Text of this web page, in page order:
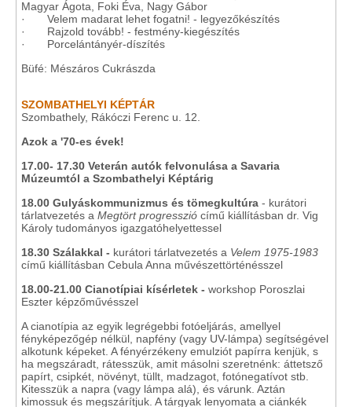
Magyar Ágota, Foki Éva, Nagy Gábor
· Velem madarat lehet fogatni! - legyezőkészítés
· Rajzold tovább! - festmény-kiegészítés
· Porcelántányér-díszítés
Büfé: Mészáros Cukrászda
SZOMBATHELYI KÉPTÁR
Szombathely, Rákóczi Ferenc u. 12.
Azok a '70-es évek!
17.00- 17.30 Veterán autók felvonulása a Savaria
Múzeumtól a Szombathelyi Képtárig
18.00 Gulyáskommunizmus és tömegkultúra - kurátori
tárlatvezetés a Megtört progresszió című kiállításban dr. Vig
Károly tudományos igazgatóhelyettessel
18.30 Szálakkal - kurátori tárlatvezetés a Velem 1975-1983
című kiállításban Cebula Anna művészettörténésszel
18.00-21.00 Cianotípiai kísérletek - workshop Poroszlai
Eszter képzőművésszel
A cianotípia az egyik legrégebbi fotóeljárás, amellyel
fényképezőgép nélkül, napfény (vagy UV-lámpa) segítségével
alkotunk képeket. A fényérzékeny emulziót papírra kenjük, s
ha megszáradt, rátesszük, amit másolni szeretnénk: áttetsző
papírt, csipkét, növényt, tüllt, madzagot, fotónegatívot stb.
Kitesszük a napra (vagy lámpa alá), és várunk. Aztán
kimossuk és megszárítjuk. A tárgyak lenyomata a ciánkék